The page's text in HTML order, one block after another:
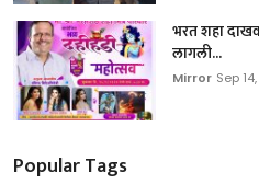
भरत शहा
लागली...
Mirror Sep
Popular Tags